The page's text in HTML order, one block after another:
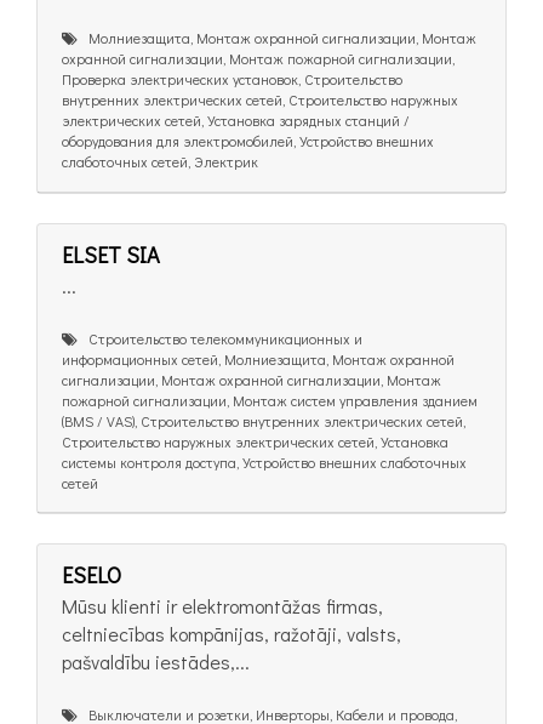
Молниезащита, Монтаж охранной сигнализации, Монтаж
охранной сигнализации, Монтаж пожарной сигнализации,
Проверка электрических установок, Строительство
внутренних электрических сетей, Строительство наружных
электрических сетей, Установка зарядных станций /
оборудования для электромобилей, Устройство внешних
слаботочных сетей, Электрик
ELSET SIA
...
Cтроительство телекоммуникационных и
информационных сетей, Молниезащита, Монтаж охранной
сигнализации, Монтаж охранной сигнализации, Монтаж
пожарной сигнализации, Монтаж систем управления зданием
(BMS / VAS), Строительство внутренних электрических сетей,
Строительство наружных электрических сетей, Установка
системы контроля доступа, Устройство внешних слаботочных
сетей
ESELO
Mūsu klienti ir elektromontāžas firmas,
celtniecības kompānijas, ražotāji, valsts,
pašvaldību iestādes,...
Выключатели и розетки, Инверторы, Кабели и провода,